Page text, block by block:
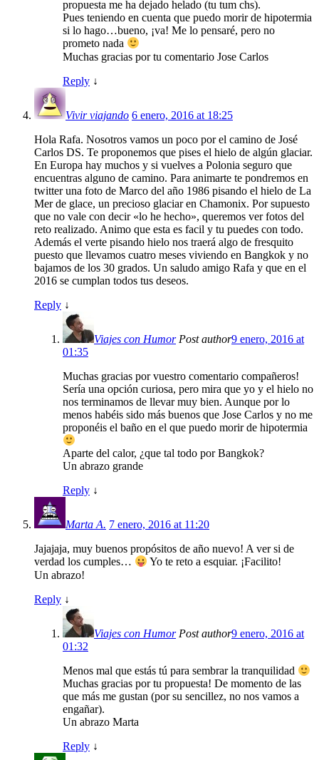
propuesta me ha dejado helado (tu tum chs).
Pues teniendo en cuenta que puedo morir de hipotermia
si lo hago…bueno, ¡va! Me lo pensaré, pero no
prometo nada
Muchas gracias por tu comentario Jose Carlos
Reply ↓
Vivir viajando 6 enero, 2016 at 18:25
Hola Rafa. Nosotros vamos un poco por el camino de José
Carlos DS. Te proponemos que pises el hielo de algún glaciar.
En Europa hay muchos y si vuelves a Polonia seguro que
encuentras alguno de camino. Para animarte te pondremos en
twitter una foto de Marco del año 1986 pisando el hielo de La
Mer de glace, un precioso glaciar en Chamonix. Por supuesto
que no vale con decir «lo he hecho», queremos ver fotos del
reto realizado. Animo que esta es facil y tu puedes con todo.
Además el verte pisando hielo nos traerá algo de fresquito
puesto que llevamos cuatro meses viviendo en Bangkok y no
bajamos de los 30 grados. Un saludo amigo Rafa y que en el
2016 se cumplan todos tus deseos.
Reply ↓
Viajes con Humor Post author9 enero, 2016 at
01:35
Muchas gracias por vuestro comentario compañeros!
Sería una opción curiosa, pero mira que yo y el hielo no
nos terminamos de llevar muy bien. Aunque por lo
menos habéis sido más buenos que Jose Carlos y no me
proponéis el baño en el que puedo morir de hipotermia
Aparte del calor, ¿que tal todo por Bangkok?
Un abrazo grande
Reply ↓
Marta A. 7 enero, 2016 at 11:20
Jajajaja, muy buenos propósitos de año nuevo! A ver si de
verdad los cumples…
Yo te reto a esquiar. ¡Facilito!
Un abrazo!
Reply ↓
Viajes con Humor Post author9 enero, 2016 at
01:32
Menos mal que estás tú para sembrar la tranquilidad
Muchas gracias por tu propuesta! De momento de las
que más me gustan (por su sencillez, no nos vamos a
engañar).
Un abrazo Marta
Reply ↓